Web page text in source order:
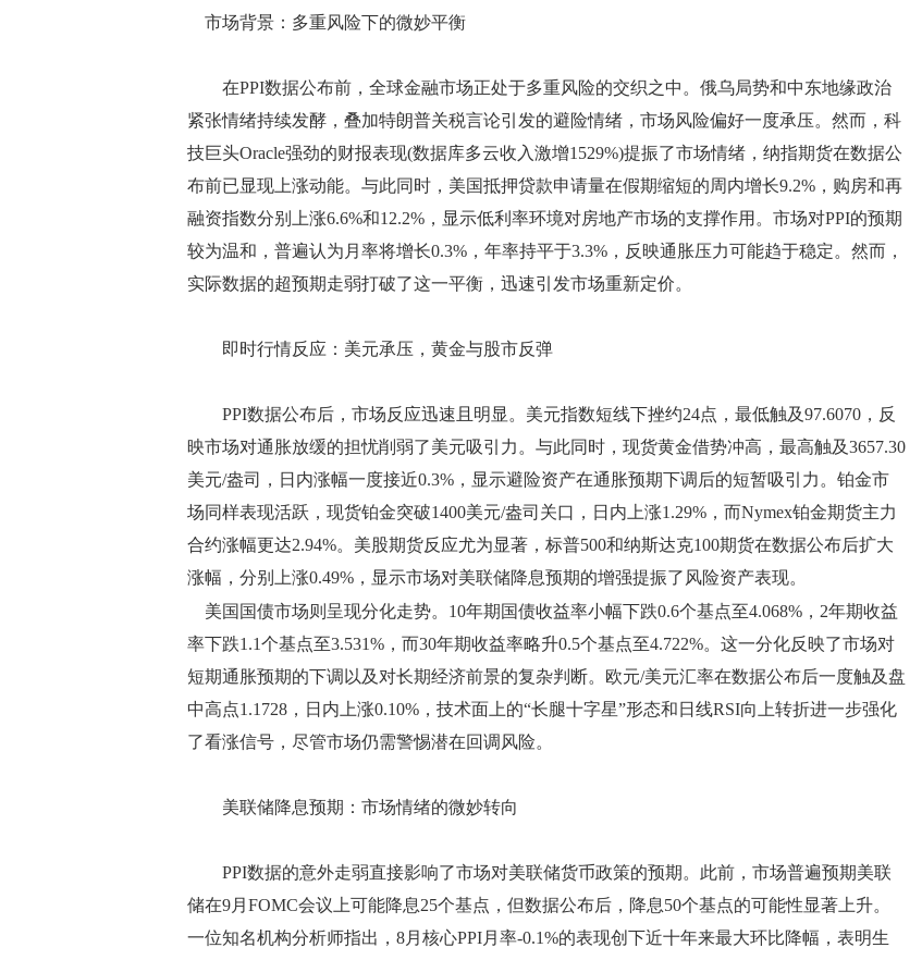
市场背景：多重风险下的微妙平衡
在PPI数据公布前，全球金融市场正处于多重风险的交织之中。俄乌局势和中东地缘政治
紧张情绪持续发酵，叠加特朗普关税言论引发的避险情绪，市场风险偏好一度承压。然而，科
技巨头Oracle强劲的财报表现(数据库多云收入激增1529%)提振了市场情绪，纳指期货在数据公
布前已显现上涨动能。与此同时，美国抵押贷款申请量在假期缩短的周内增长9.2%，购房和再
融资指数分别上涨6.6%和12.2%，显示低利率环境对房地产市场的支撑作用。市场对PPI的预期
较为温和，普遍认为月率将增长0.3%，年率持平于3.3%，反映通胀压力可能趋于稳定。然而，
实际数据的超预期走弱打破了这一平衡，迅速引发市场重新定价。
即时行情反应：美元承压，黄金与股市反弹
PPI数据公布后，市场反应迅速且明显。美元指数短线下挫约24点，最低触及97.6070，反
映市场对通胀放缓的担忧削弱了美元吸引力。与此同时，现货黄金借势冲高，最高触及3657.30
美元/盎司，日内涨幅一度接近0.3%，显示避险资产在通胀预期下调后的短暂吸引力。铂金市
场同样表现活跃，现货铂金突破1400美元/盎司关口，日内上涨1.29%，而Nymex铂金期货主力
合约涨幅更达2.94%。美股期货反应尤为显著，标普500和纳斯达克100期货在数据公布后扩大
涨幅，分别上涨0.49%，显示市场对美联储降息预期的增强提振了风险资产表现。
美国国债市场则呈现分化走势。10年期国债收益率小幅下跌0.6个基点至4.068%，2年期收益
率下跌1.1个基点至3.531%，而30年期收益率略升0.5个基点至4.722%。这一分化反映了市场对
短期通胀预期的下调以及对长期经济前景的复杂判断。欧元/美元汇率在数据公布后一度触及盘
中高点1.1728，日内上涨0.10%，技术面上的“长腿十字星”形态和日线RSI向上转折进一步强化
了看涨信号，尽管市场仍需警惕潜在回调风险。
美联储降息预期：市场情绪的微妙转向
PPI数据的意外走弱直接影响了市场对美联储货币政策的预期。此前，市场普遍预期美联
储在9月FOMC会议上可能降息25个基点，但数据公布后，降息50个基点的可能性显著上升。
一位知名机构分析师指出，8月核心PPI月率-0.1%的表现创下近十年来最大环比降幅，表明生